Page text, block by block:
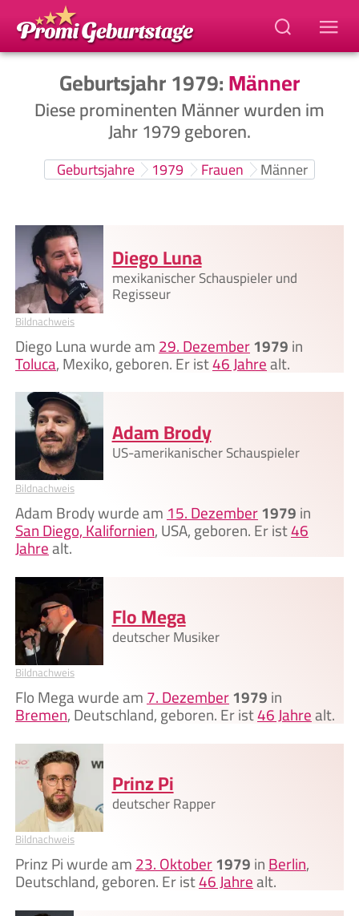
Geburtsjahr 1979:Männer
Diese prominenten Männer wurden im
Jahr 1979 geboren.
Geburtsjahre 1979 Frauen Männer
Bildnachweis
Diego Luna
mexikanischer Schauspieler und
Regisseur
Diego Luna wurde am29. Dezember1979in
Toluca, Mexiko, geboren. Er ist46 Jahrealt.
Bildnachweis
Adam Brody
US-amerikanischer Schauspieler
Adam Brody wurde am15. Dezember1979in
San Diego, Kalifornien, USA, geboren. Er ist46
Jahrealt.
Bildnachweis
Flo Mega
deutscher Musiker
Flo Mega wurde am7. Dezember1979in
Bremen, Deutschland, geboren. Er ist46 Jahrealt.
Bildnachweis
Prinz Pi
deutscher Rapper
Prinz Pi wurde am23. Oktober1979inBerlin,
Deutschland, geboren. Er ist46 Jahrealt.